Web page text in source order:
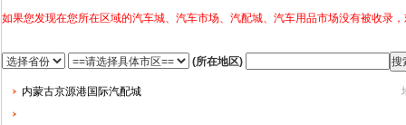
如果您发现在您所在区域的汽车城、汽车市场、汽配城、汽车用品市场没有被收录
(所在地区)
内蒙古京源港国际汽配城